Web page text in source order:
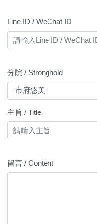
Line ID / WeChat ID
分院 / Stronghold
主旨 / Title
留言 / Content